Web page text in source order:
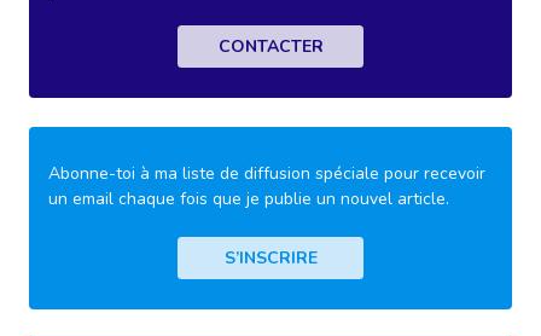
CONTACTER
Abonne-toi à ma liste de diffusion spéciale pour recevoir
un email chaque fois que je publie un nouvel article.
S’INSCRIRE